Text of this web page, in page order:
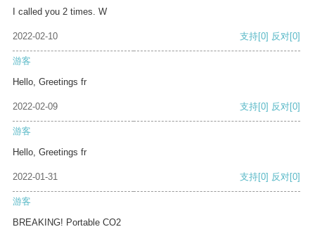
I called you 2 times. W
2022-02-10 支持[0] 反对[0]
游客
Hello, Greetings fr
2022-02-09 支持[0] 反对[0]
游客
Hello, Greetings fr
2022-01-31 支持[0] 反对[0]
游客
BREAKING! Portable CO2